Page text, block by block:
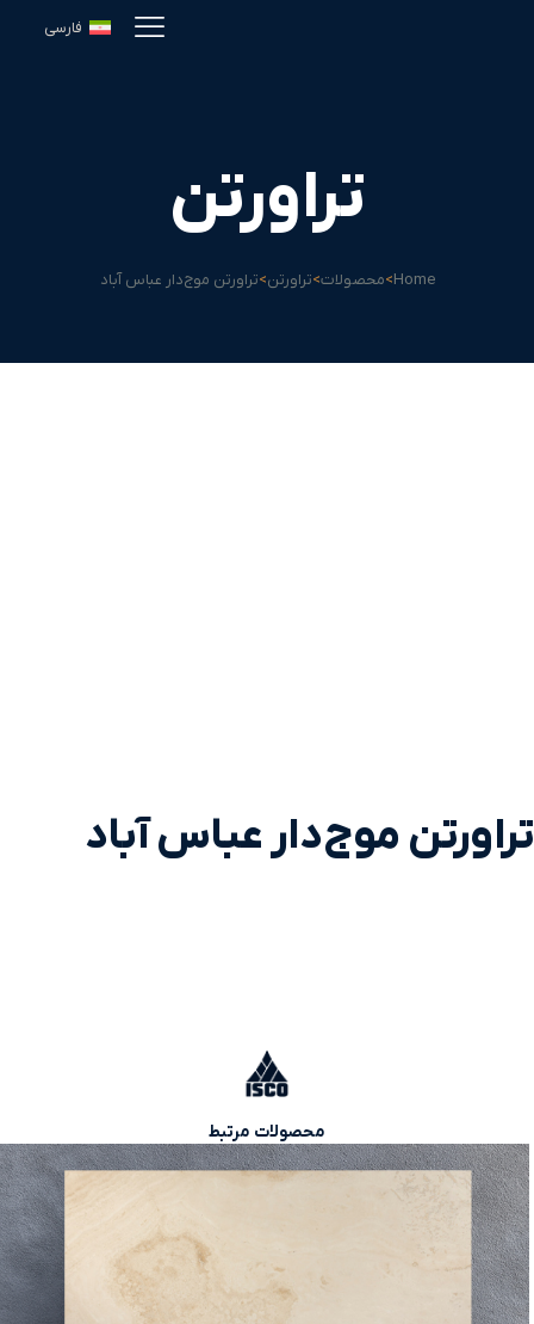
فارسی
تراورتن
Home
>محصولات>تراورتن>تراورتن موج‌دار عباس آباد
تراورتن موج‌دار عباس آباد
محصولات مرتبط